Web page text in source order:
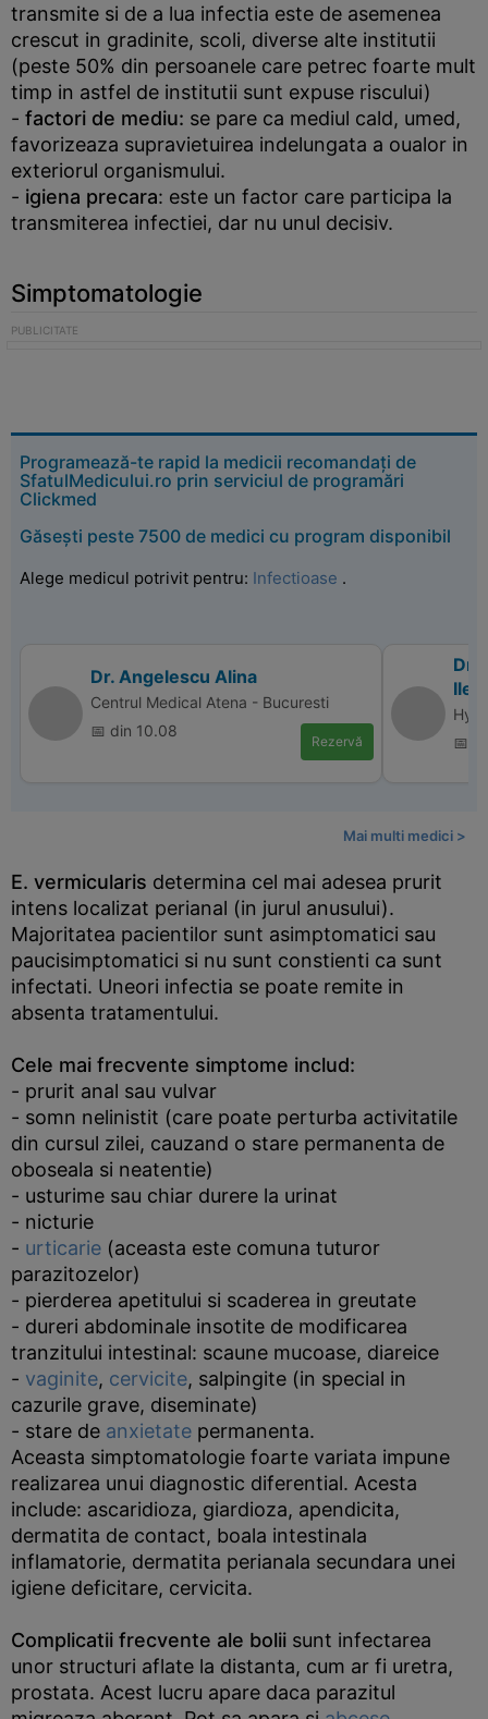
transmite si de a lua infectia este de asemenea
crescut in gradinite, scoli, diverse alte institutii
(peste 50% din persoanele care petrec foarte mult
timp in astfel de institutii sunt expuse riscului)
- factori de mediu: se pare ca mediul cald, umed,
favorizeaza supravietuirea indelungata a oualor in
exteriorul organismului.
- igiena precara: este un factor care participa la
transmiterea infectiei, dar nu unul decisiv.
Simptomatologie
Programează-te rapid la medicii recomandați de
SfatulMedicului.ro prin serviciul de programări
Clickmed
Găsești peste 7500 de medici cu program disponibil
Alege medicul potrivit pentru: Infectioase .
Dr. Angelescu Alina
Centrul Medical Atena - Bucuresti
📅 din 10.08
Rezervă
Dr.
📅
Mai multi medici >
E. vermicularis determina cel mai adesea prurit
intens localizat perianal (in jurul anusului).
Majoritatea pacientilor sunt asimptomatici sau
paucisimptomatici si nu sunt constienti ca sunt
infectati. Uneori infectia se poate remite in
absenta tratamentului.
Cele mai frecvente simptome includ:
- prurit anal sau vulvar
- somn nelinistit (care poate perturba activitatile
din cursul zilei, cauzand o stare permanenta de
oboseala si neatentie)
- usturime sau chiar durere la urinat
- nicturie
- urticarie (aceasta este comuna tuturor
parazitozelor)
- pierderea apetitului si scaderea in greutate
- dureri abdominale insotite de modificarea
tranzitului intestinal: scaune mucoase, diareice
- vaginite, cervicite, salpingite (in special in
cazurile grave, diseminate)
- stare de anxietate permanenta.
Aceasta simptomatologie foarte variata impune
realizarea unui diagnostic diferential. Acesta
include: ascaridioza, giardioza, apendicita,
dermatita de contact, boala intestinala
inflamatorie, dermatita perianala secundara unei
igiene deficitare, cervicita.
Complicatii frecvente ale bolii sunt infectarea
unor structuri aflate la distanta, cum ar fi uretra,
prostata. Acest lucru apare daca parazitul